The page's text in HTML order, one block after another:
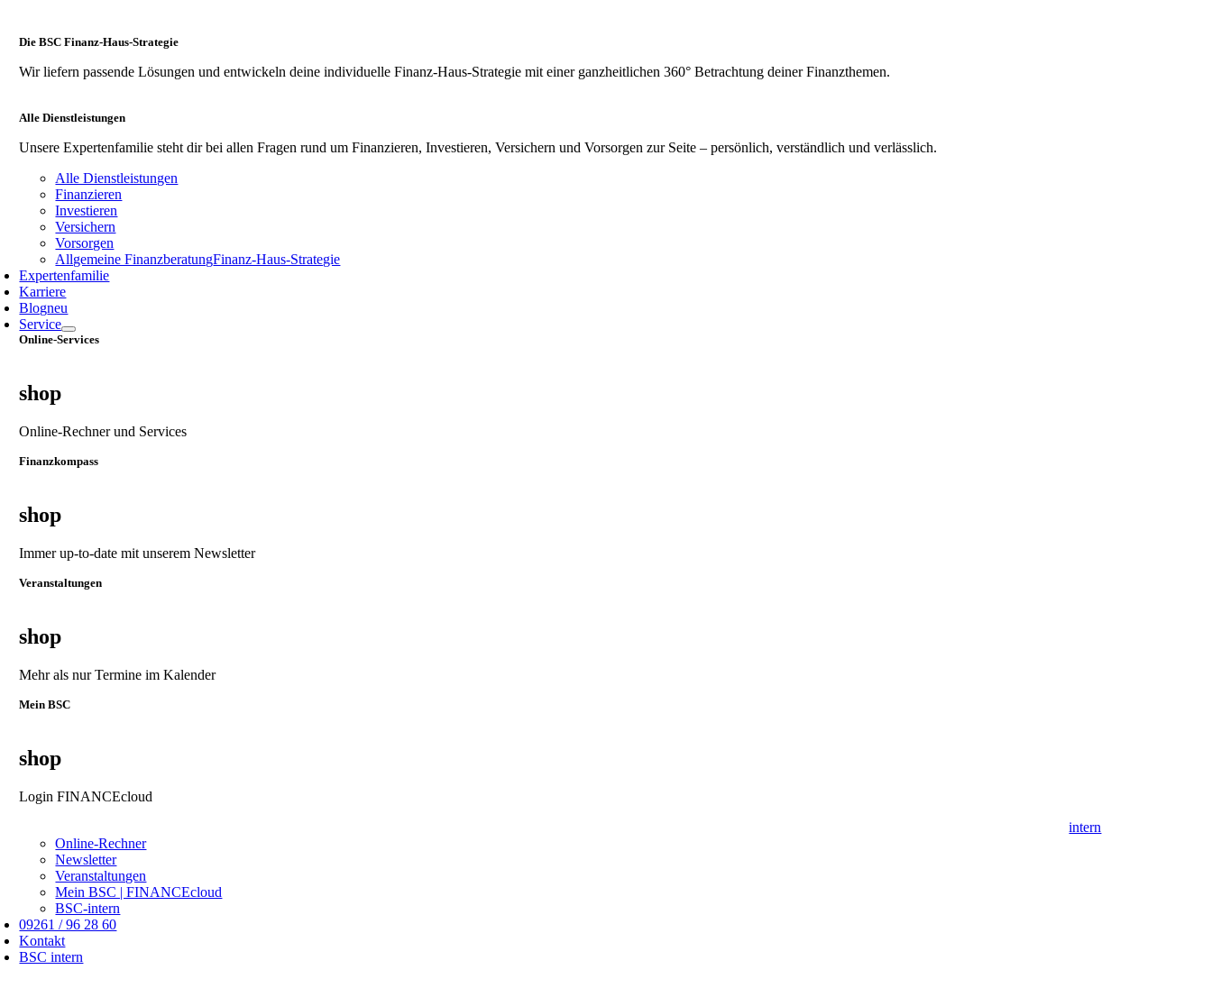
Die BSC Finanz-Haus-Strategie
Wir liefern passende Lösungen und entwickeln deine individuelle Finanz-Haus-Strategie mit einer ganzheitlichen 360° Betrachtung deiner Finanzthemen.
Alle Dienstleistungen
Unsere Expertenfamilie steht dir bei allen Fragen rund um Finanzieren, Investieren, Versichern und Vorsorgen zur Seite – persönlich, verständlich und verlässlich.
Alle Dienstleistungen
Finanzieren
Investieren
Versichern
Vorsorgen
Allgemeine FinanzberatungFinanz‑Haus‑Strategie
Expertenfamilie
Karriere
Blogneu
Service
Online-Services
shop
Online-Rechner und Services
Finanzkompass
shop
Immer up-to-date mit unserem Newsletter
Veranstaltungen
shop
Mehr als nur Termine im Kalender
Mein BSC
shop
Login FINANCEcloud
intern
Online-Rechner
Newsletter
Veranstaltungen
Mein BSC | FINANCEcloud
BSC-intern
09261 / 96 28 60
Kontakt
BSC intern